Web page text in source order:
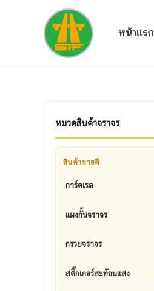
หน้าแรก
หมวดสินค้าจราจร
สินค้าขายดี
การ์ดเรล
แผงกั้นจราจร
กรวยจราจร
สติ๊กเกอร์สะท้อนแสง